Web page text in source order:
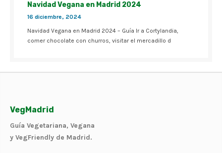
Navidad Vegana en Madrid 2024
16 diciembre, 2024
Navidad Vegana en Madrid 2024 – Guía Ir a Cortylandia,
comer chocolate con churros, visitar el mercadillo d
VegMadrid
Guía Vegetariana, Vegana
y VegFriendly de Madrid.